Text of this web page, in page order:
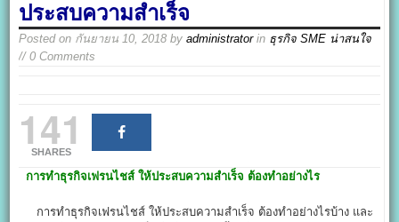
ประสบความสำเร็จ
Posted on กันยายน 10, 2018 byadministratorin ธุรกิจ SME น่าสนใจ
// 0 Comments
141
SHARES
การทําธุรกิจเฟรนไชส์ ให้ประสบความสำเร็จ ต้องทำอย่างไร
การทําธุรกิจเฟรนไชส์ ให้ประสบความสำเร็จ ต้องทำอย่างไรบ้าง และ